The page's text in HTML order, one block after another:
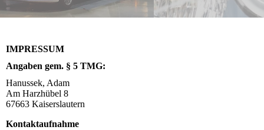
IMPRESSUM
Angaben gem. § 5 TMG:
Hanussek, Adam
Am Harzhübel 8
67663 Kaiserslautern
Kontaktaufnahme